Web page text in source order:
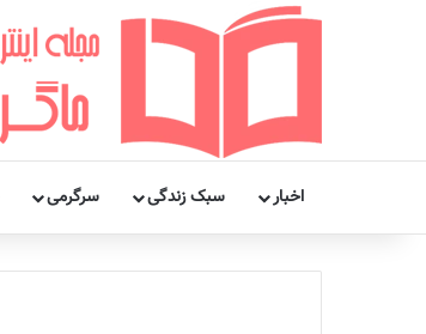
اخبار سبک زندگی سرگرمی